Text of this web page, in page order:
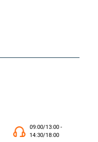
09:00/13:00 -
14:30/18:00